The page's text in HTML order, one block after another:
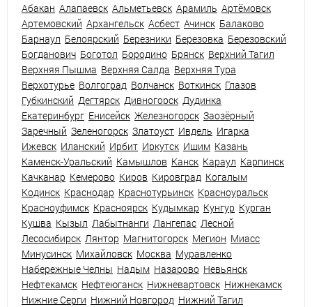
Абакан Алапаевск Альметьевск Арамиль Артёмовск
Артемовский Архангельск Асбест Ачинск Балаково
Барнаул Белоярский Березники Березовка Березовский
Богданович Боготол Бородино Брянск Верхний Тагил
Верхняя Пышма Верхняя Салда Верхняя Тура
Верхотурье Волгоград Волчанск Воткинск Глазов
Губкинский Дегтярск Дивногорск Дудинка
Екатеринбург Енисейск Железногорск Заозёрный
Заречный Зеленогорск Златоуст Ивдель Игарка
Ижевск Иланский Ирбит Иркутск Ишим Казань
Каменск-Уральский Камышлов Канск Караул Карпинск
Качканар Кемерово Киров Кировград Когалым
Кодинск Краснодар Краснотурьинск Красноуральск
Красноуфимск Красноярск Кудымкар Кунгур Курган
Кушва Кызыл Лабытнанги Лангепас Лесной
Лесосибирск Лянтор Магнитогорск Мегион Миасс
Минусинск Михайловск Москва Муравленко
Набережные Челны Надым Назарово Невьянск
Нефтекамск Нефтеюганск Нижневартовск Нижнекамск
Нижние Серги Нижний Новгород Нижний Тагил